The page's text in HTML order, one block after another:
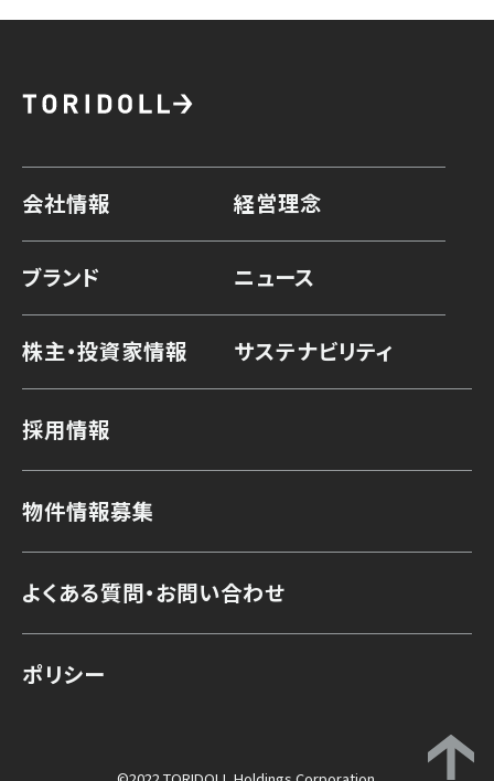
会社情報 経営理念
ブランド ニュース
株主・投資家情報 サステナビリティ
採用情報
物件情報募集
よくある質問・お問い合わせ
ポリシー